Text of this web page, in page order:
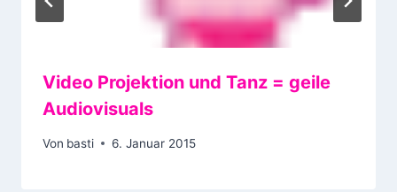
Video Projektion und Tanz = geile
Audiovisuals
Von basti 6. Januar 2015